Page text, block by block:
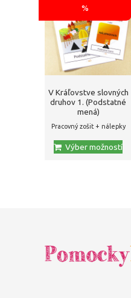
%
V Kráľovstve slovných
druhov 1. (Podstatné
mená)
Pracovný zošit + nálepky
Výber možností